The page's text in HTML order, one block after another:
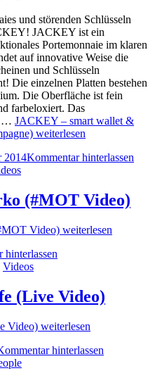
und störenden Schlüsseln
JACKEY ist ein
Portemonnaie im klaren
auf innovative Weise die
und Schlüsseln
Die einzelnen Platten bestehen
Die Oberfläche ist fein
farbeloxiert. Das
… JACKEY – smart wallet &
weiterlesen
2014Kommentar hinterlassen
(#MOT Video)
Video) weiterlesen
hinterlassen
Videos
(Live Video)
Video) weiterlesen
hinterlassen